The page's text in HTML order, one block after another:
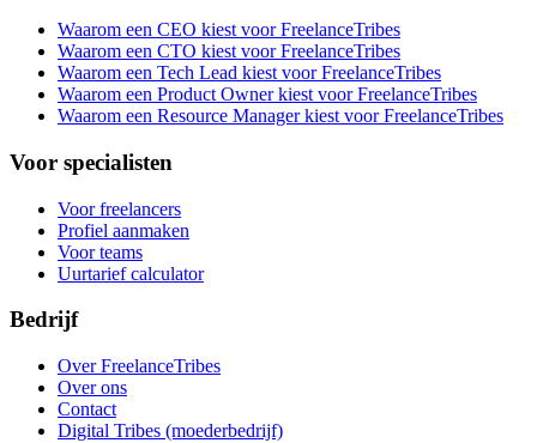
Waarom een CEO kiest voor FreelanceTribes
Waarom een CTO kiest voor FreelanceTribes
Waarom een Tech Lead kiest voor FreelanceTribes
Waarom een Product Owner kiest voor FreelanceTribes
Waarom een Resource Manager kiest voor FreelanceTribes
Voor specialisten
Voor freelancers
Profiel aanmaken
Voor teams
Uurtarief calculator
Bedrijf
Over FreelanceTribes
Over ons
Contact
Digital Tribes (moederbedrijf)